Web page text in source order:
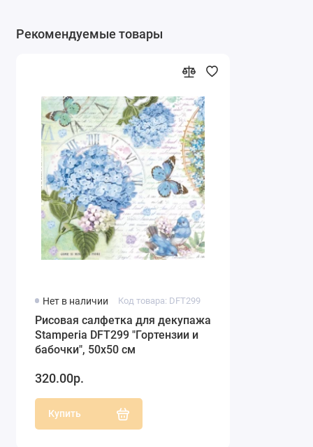
Рекомендуемые товары
Нет в наличии Код товара: DFT299
Рисовая салфетка для декупажа
Stamperia DFT299 "Гортензии и
бабочки", 50х50 см
320.00р.
Купить